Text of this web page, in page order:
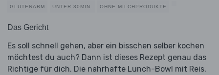
GLUTENARM UNTER 30MIN. OHNE MILCHPRODUKTE
Das Gericht
Es soll schnell gehen, aber ein bisschen selber kochen
möchtest du auch? Dann ist dieses Rezept genau das
Richtige für dich. Die nahrhafte Lunch-Bowl mit Reis,